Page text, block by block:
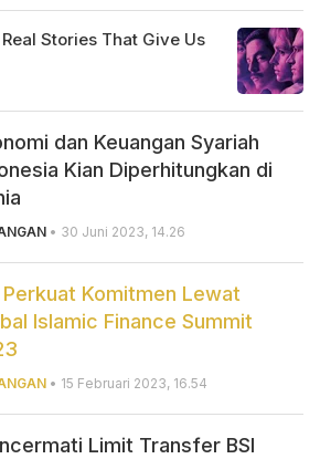
dan Keuangan Syariah
Kian Diperhitungkan di
• 30 Juni 2023, 14.26
Perkuat Komitmen Lewat
Islamic Finance Summit
• 15 Februari 2023, 16.54
Limit Transfer BSI